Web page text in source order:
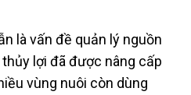
là vấn đề quản lý nguồn
lợi đã được nâng cấp
vùng nuôi còn dùng